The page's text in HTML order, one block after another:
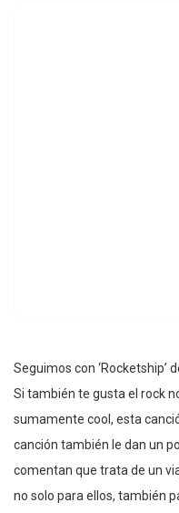
Seguimos con ‘Rocketship’
Si también te gusta el rock
sumamente cool, esta
canción también le dan un
comentan que trata de un
no solo para ellos, también